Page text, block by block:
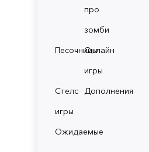
про
зомби
ПесочницыОнлайн
игры
Стелс
игры
Дополнения
Ожидаемые